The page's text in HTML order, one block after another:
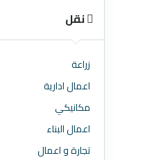
نقل
زراعة
اعمال ادارية
مكانيكي
اعمال البناء
تجارة و اعمال